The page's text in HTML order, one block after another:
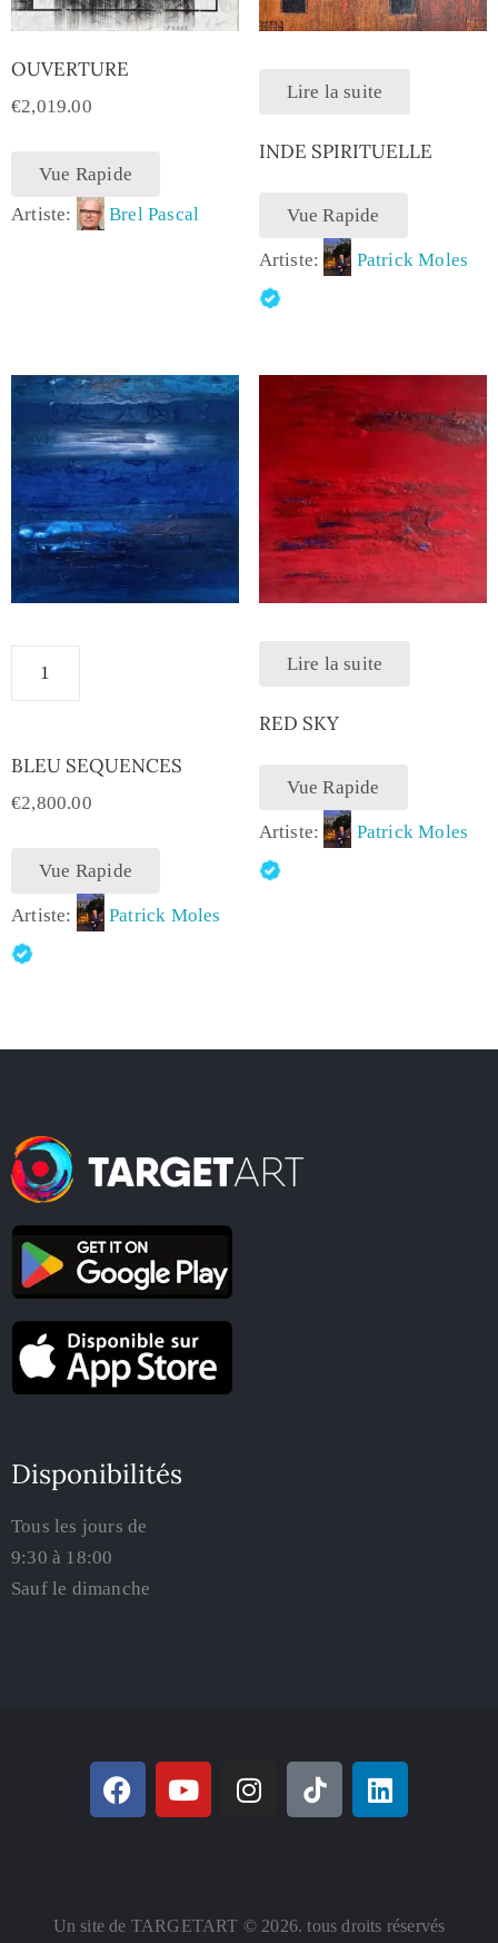
OUVERTURE
€2,019.00
Vue Rapide
Artiste:
Brel Pascal
Lire la suite
INDE SPIRITUELLE
Vue Rapide
Artiste: Patrick Moles
BLEU SEQUENCES
€2,800.00
Vue Rapide
Artiste: Patrick Moles
Lire la suite
RED SKY
Vue Rapide
Artiste: Patrick Moles
Disponibilités
Tous les jours de
9:30 à 18:00
Sauf le dimanche
Un site de TARGETART © 2026. tous droits réservés